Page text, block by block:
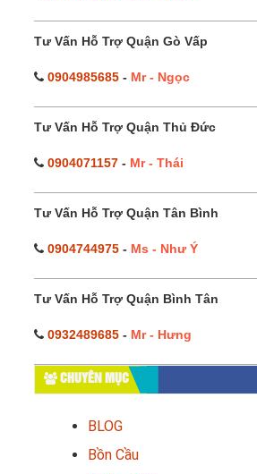
Tư Vấn Hỗ Trợ Quận Gò Vấp
0904985685 - Mr - Ngọc
Tư Vấn Hỗ Trợ Quận Thủ Đức
0904071157 - Mr - Thái
Tư Vấn Hỗ Trợ Quận Tân Bình
0904744975 - Ms - Như Ý
Tư Vấn Hỗ Trợ Quận Bình Tân
0932489685 - Mr - Hưng
CHUYÊN MỤC
BLOG
Bồn Cầu